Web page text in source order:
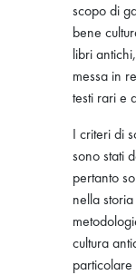
scopo di
bene
libri
messa in
testi rari e
I criteri di
sono stati
pertanto
nella
cultura